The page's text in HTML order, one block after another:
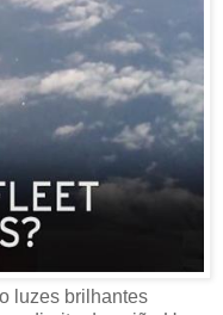
luzes brilhantes